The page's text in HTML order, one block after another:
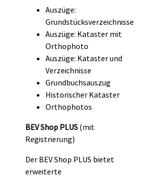
Auszüge:
Grundstücksverzeichnisse
Auszüge: Kataster mit
Orthophoto
Auszüge: Kataster und
Verzeichnisse
Grundbuchsauszug
Historischer Kataster
Orthophotos
BEV Shop PLUS (mit
Registrierung)
Der BEV Shop PLUS bietet
erweiterte